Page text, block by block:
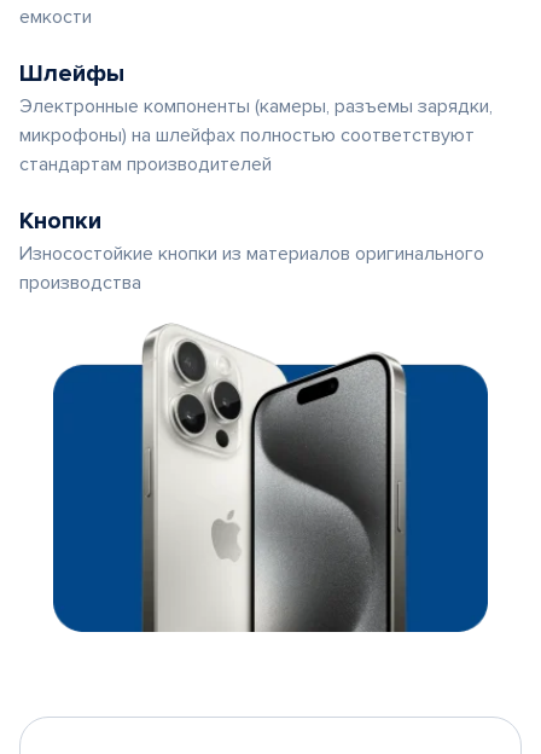
емкости
Шлейфы
Электронные компоненты (камеры, разъемы зарядки,
микрофоны) на шлейфах полностью соответствуют
стандартам производителей
Кнопки
Износостойкие кнопки из материалов оригинального
производства